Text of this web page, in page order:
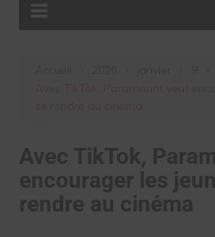
Avec TikTok,
encourager les
rendre au cinéma